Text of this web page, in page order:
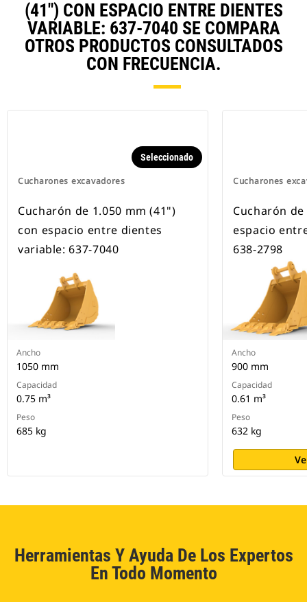
(41") CON ESPACIO ENTRE DIENTES
VARIABLE: 637-7040 SE COMPARA
OTROS PRODUCTOS CONSULTADOS
CON FRECUENCIA.
Cucharones excavadores
Seleccionado
Cucharón de 1.050 mm (41")
con espacio entre dientes
variable: 637-7040
Ancho
1050 mm
Capacidad
0.75 m³
Peso
685 kg
Cucharones
Cucharón
espacio
638-2798
Ancho
900 mm
Capacidad
0.61 m³
Peso
632 kg
Herramientas Y Ayuda De Los Expertos
En Todo Momento